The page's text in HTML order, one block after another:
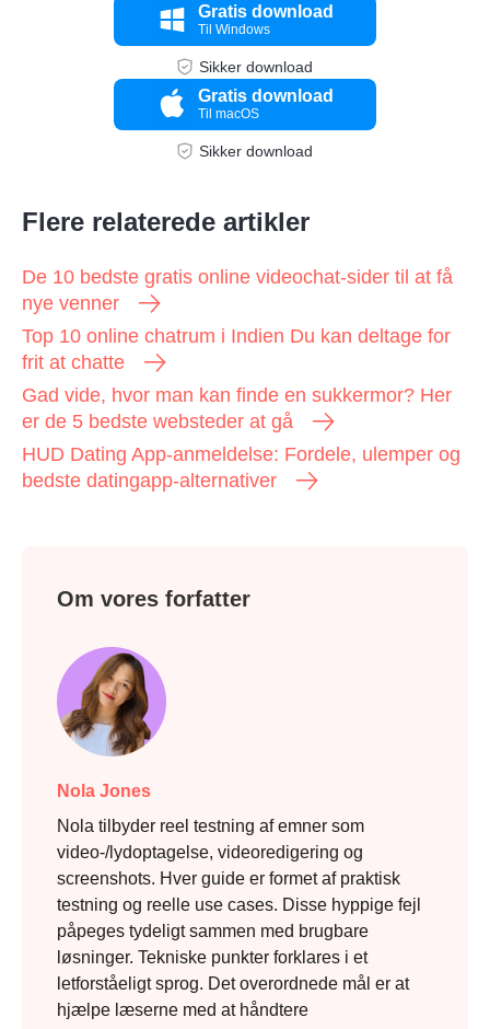
Gratis download
Til Windows
Sikker download
Gratis download
Til macOS
Sikker download
Flere relaterede artikler
De 10 bedste gratis online videochat-sider til at få
nye venner
Top 10 online chatrum i Indien Du kan deltage for
frit at chatte
Gad vide, hvor man kan finde en sukkermor? Her
er de 5 bedste websteder at gå
HUD Dating App-anmeldelse: Fordele, ulemper og
bedste datingapp-alternativer
Om vores forfatter
Nola Jones
Nola tilbyder reel testning af emner som
video-/lydoptagelse, videoredigering og
screenshots. Hver guide er formet af praktisk
testning og reelle use cases. Disse hyppige fejl
påpeges tydeligt sammen med brugbare
løsninger. Tekniske punkter forklares i et
letforståeligt sprog. Det overordnede mål er at
hjælpe læserne med at håndtere